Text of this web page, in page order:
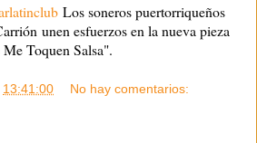
Los soneros puertorriqueños
unen esfuerzos en la nueva pieza
Toquen Salsa".
13:41:00 No hay comentarios: